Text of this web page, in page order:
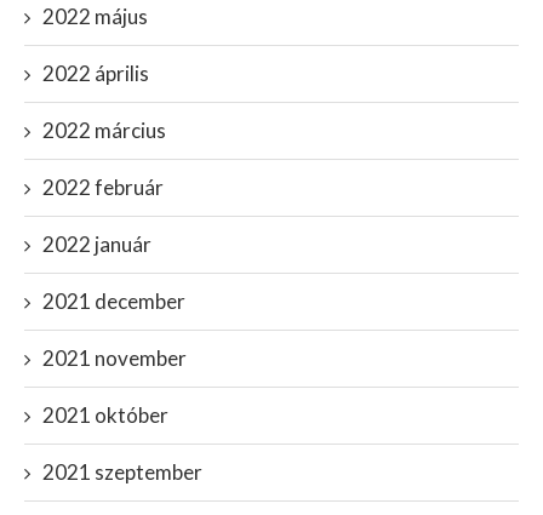
2022 május
2022 április
2022 március
2022 február
2022 január
2021 december
2021 november
2021 október
2021 szeptember